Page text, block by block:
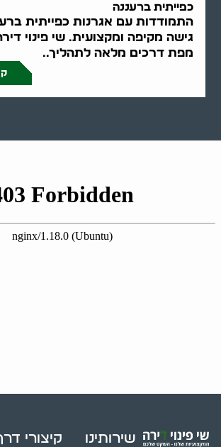
כפייתית ברעננה
התמודדות עם אגרנות כפייתית
גישה מקיפה ומקצועית. שי פינוי
מפת דרכים מלאה לתהליך..
שירותינו קיצורי